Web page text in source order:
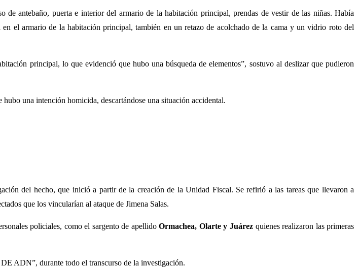
de antebaño, puerta e interior del armario de la habitación principal, prendas de vestir de las niñas. Había
el armario de la habitación principal, también en un retazo de acolchado de la cama y un vidrio roto del
principal, lo que evidenció que hubo una búsqueda de elementos”, sostuvo al deslizar que pudieron
una intención homicida, descartándose una situación accidental.
del hecho, que inició a partir de la creación de la Unidad Fiscal. Se refirió a las tareas que llevaron a
que los vincularían al ataque de Jimena Salas.
policiales, como el sargento de apellidoOrmachea, Olarte y Juárezquienes realizaron las primeras
ADN”, durante todo el transcurso de la investigación.